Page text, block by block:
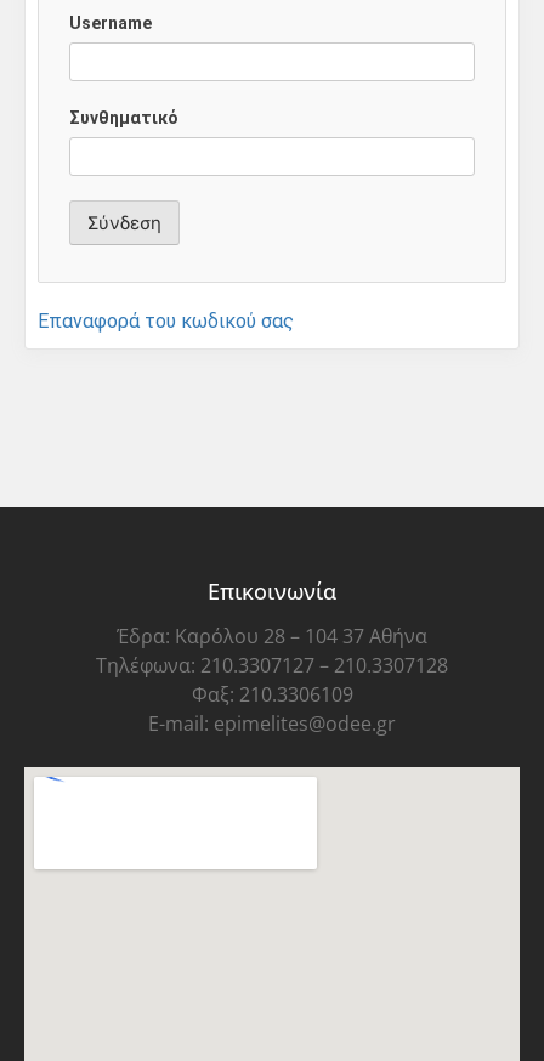
Username
Συνθηματικό
Επαναφορά του κωδικού σας
Επικοινωνία
Έδρα: Καρόλου 28 – 104 37 Αθήνα
Τηλέφωνα: 210.3307127 – 210.3307128
Φαξ: 210.3306109
E-mail: epimelites@odee.gr